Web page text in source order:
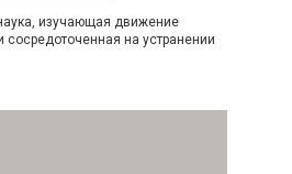
изучающая движение
сосредоточенная на устранении